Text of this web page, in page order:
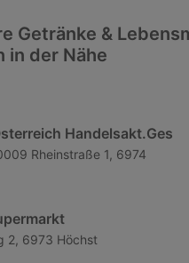
Getränke &
in der Nähe
Handelsakt.Ges
Rheinstraße 1, 6974
2, 6973 Höchst